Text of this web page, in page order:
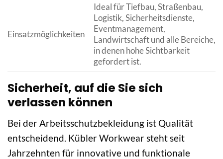
Einsatzmöglichkeiten
Ideal für Tiefbau, Straßenbau,
Logistik, Sicherheitsdienste,
Eventmanagement,
Landwirtschaft und alle Bereiche,
in denen hohe Sichtbarkeit
gefordert ist.
Sicherheit, auf die Sie sich
verlassen können
Bei der Arbeitsschutzbekleidung ist Qualität
entscheidend. Kübler Workwear steht seit
Jahrzehnten für innovative und funktionale